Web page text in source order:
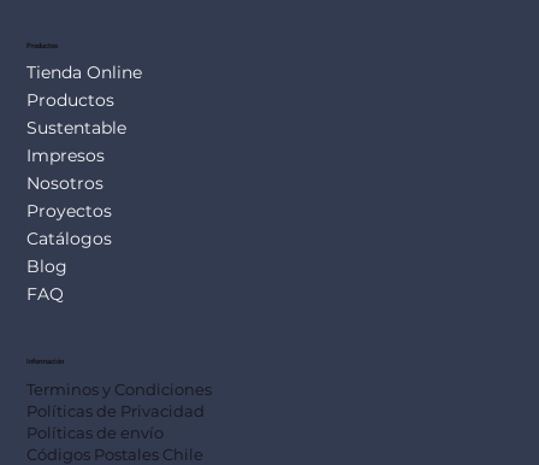
Productos
Tienda Online
Productos
Sustentable
Impresos
Nosotros
Proyectos
Catálogos
Blog
FAQ
Información
Terminos y Condiciones
Políticas de Privacidad
Políticas de envío
Códigos Postales Chile